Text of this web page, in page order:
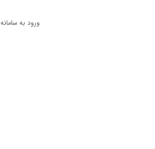
ورود به سامانه